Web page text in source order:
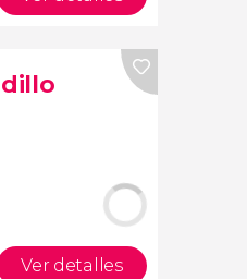
Ver detalles